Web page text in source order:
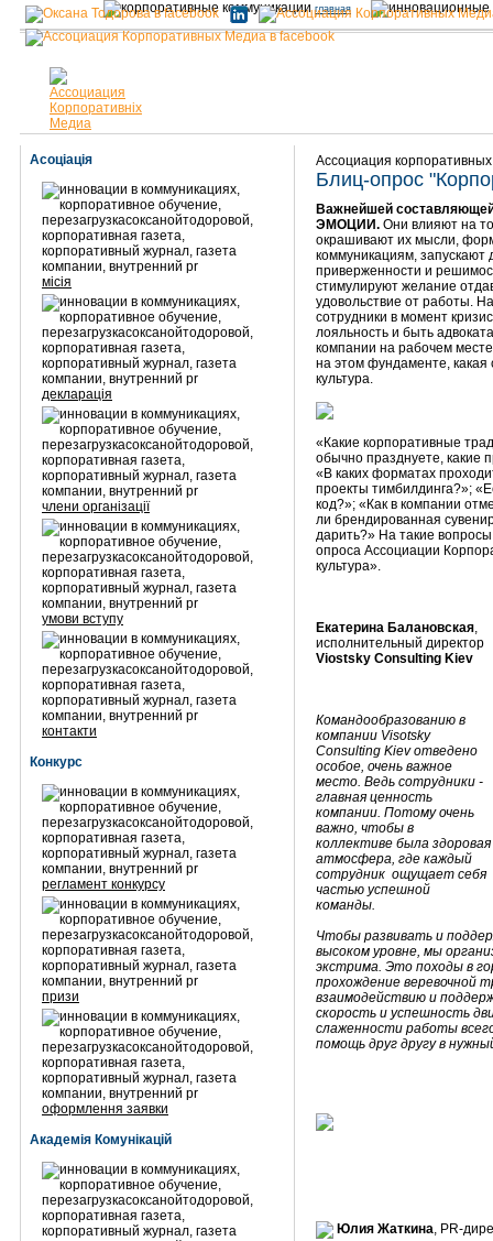
главная
Асоціація
місія
декларація
члени організації
умови вступу
контакти
Конкурс
регламент конкурсу
призи
оформлення заявки
Академія Комунікацій
Ассоциация
Блиц-опрос
Важнейшей
ЭМОЦИИ. Они влияют на
окрашивают их мысли,
коммуникациям, запускают
приверженности и
стимулируют желание
удовольствие от работы.
сотрудники в момент
лояльность и быть
компании на рабочем
на этом фундаменте,
культура.
«Какие корпоративные
обычно празднуете, какие
«В каких форматах
проекты тимбилдинга?»;
код?»; «Как в компании
ли брендированная
дарить?» На такие
опроса Ассоциации
культура».
Екатерина Балановская,
исполнительный директор
Viostsky Consulting Kiev
Командообразованию в
компании Visotsky
Consulting Kiev отведено
особое, очень важное
место. Ведь сотрудники -
главная ценность
компании. Потому очень
важно, чтобы в
коллективе была здоровая
атмосфера, где каждый
сотрудник ощущает себя
частью успешной
команды.
Чтобы развивать и
высоком уровне, мы
экстрима. Это походы в
прохождение веревочной
взаимодействию и
скорость и успешность
слаженности работы
помощь друг другу в
Юлия Жаткина, PR-